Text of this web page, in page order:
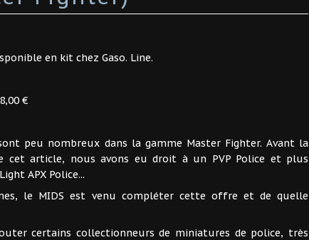
en kit chez Gaso. Line.
€
peu nombreux dans la gamme Master Fighter. Avant la
cet article, nous avons eu droit à un PVP Police et plus
APX Police...
le MIDS est venu compléter cette offre et de quelle
certains collectionneurs de miniatures de police, très